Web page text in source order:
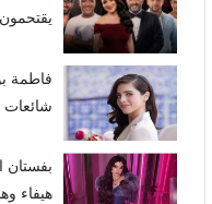
فاطمة
شائعات
بفستان
هيفاء